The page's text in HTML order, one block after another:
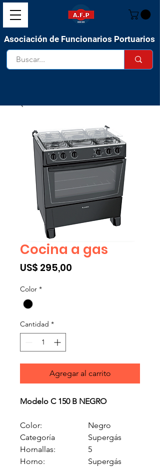
Asociación de Funcionarios Portuarios
Cocina a gas
US$ 295,00
Color *
Cantidad *
Agregar al carrito
Modelo C 150 B NEGRO
Color:
Negro
Categoría
Supergás
Hornallas:
5
Horno:
Supergás